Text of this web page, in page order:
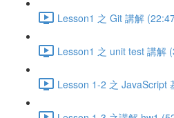
Lesson1 之 Git 講解
Lesson1 之 unit test 講解
Lesson 1-2 之 JavaScript